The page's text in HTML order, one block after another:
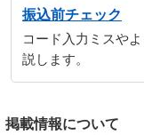
振込前チェック
コード入力ミスや
説します。
掲載情報について